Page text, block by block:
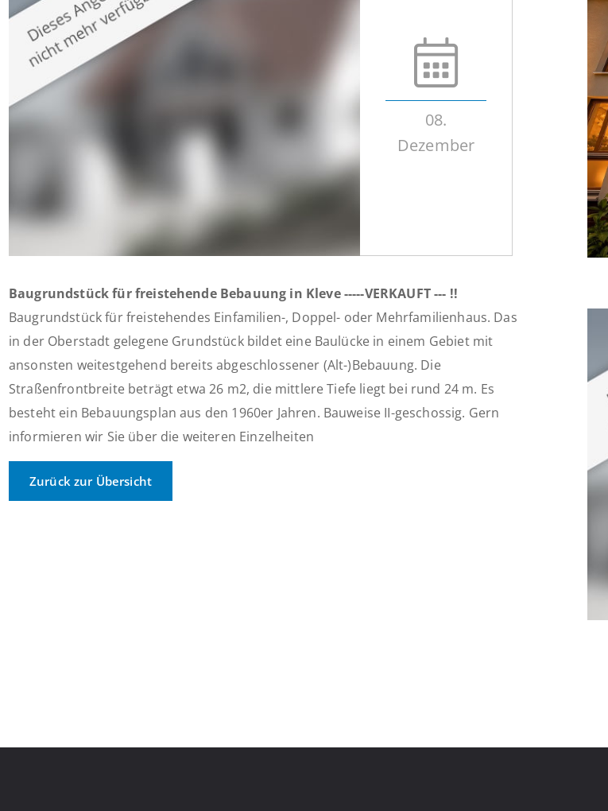
08.
Dezember
Baugrundstück für freistehende Bebauung in Kleve -----VERKAUFT --- !!
Baugrundstück für freistehendes Einfamilien-, Doppel- oder Mehrfamilienhaus. Das
in der Oberstadt gelegene Grundstück bildet eine Baulücke in einem Gebiet mit
ansonsten weitestgehend bereits abgeschlossener (Alt-)Bebauung. Die
Straßenfrontbreite beträgt etwa 26 m2, die mittlere Tiefe liegt bei rund 24 m. Es
besteht ein Bebauungsplan aus den 1960er Jahren. Bauweise II-geschossig. Gern
informieren wir Sie über die weiteren Einzelheiten
Zurück zur Übersicht